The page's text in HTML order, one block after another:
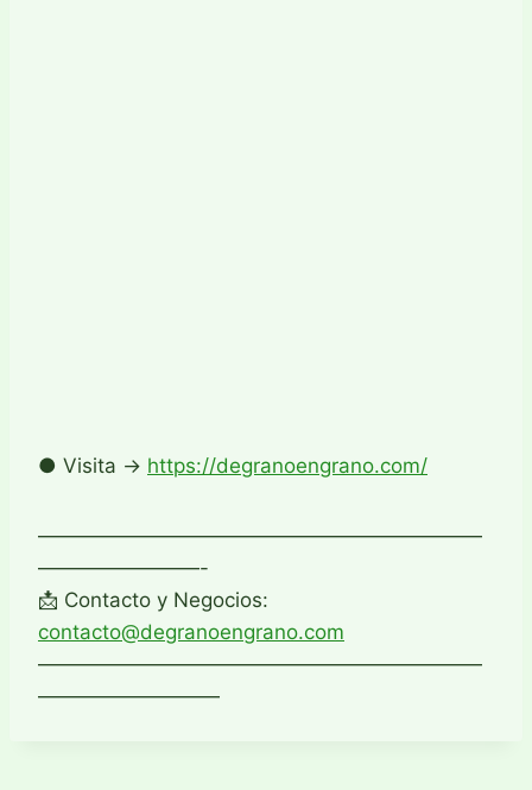
● Visita → https://degranoengrano.com/
——————————————————————
————————-
📩 Contacto y Negocios:
contacto@degranoengrano.com
——————————————————————
—————————